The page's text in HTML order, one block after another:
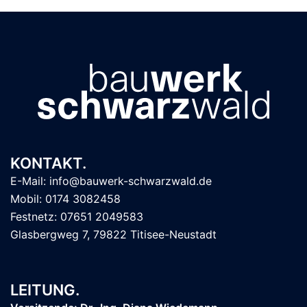
KONTAKT.
E-Mail: info@bauwerk-schwarzwald.de
Mobil: 0174 3082458
Festnetz: 07651 2049583
Glasbergweg 7, 79822 Titisee-Neustadt
LEITUNG.